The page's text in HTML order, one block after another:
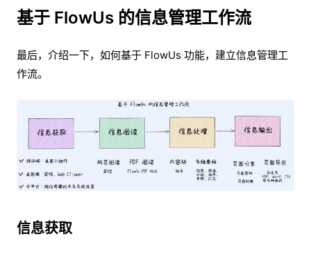
基于 FlowUs 的信息管理工作流
最后，介绍一下，如何基于 FlowUs 功能，建立信息管理工
作流。
信息获取